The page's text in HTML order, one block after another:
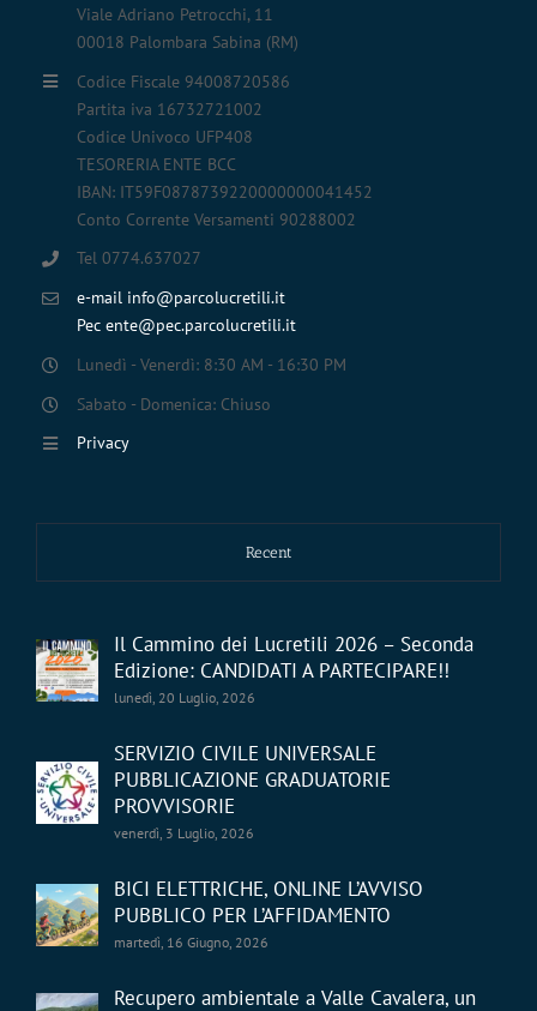
Viale Adriano Petrocchi, 11
00018 Palombara Sabina (RM)
Codice Fiscale 94008720586
Partita iva 16732721002
Codice Univoco UFP408
TESORERIA ENTE BCC
IBAN: IT59F0878739220000000041452
Conto Corrente Versamenti 90288002
Tel 0774.637027
e-mail info@parcolucretili.it
Pec ente@pec.parcolucretili.it
Lunedì - Venerdì: 8:30 AM - 16:30 PM
Sabato - Domenica: Chiuso
Privacy
Recent
Il Cammino dei Lucretili 2026 – Seconda
Edizione: CANDIDATI A PARTECIPARE!!
lunedì, 20 Luglio, 2026
SERVIZIO CIVILE UNIVERSALE
PUBBLICAZIONE GRADUATORIE
PROVVISORIE
venerdì, 3 Luglio, 2026
BICI ELETTRICHE, ONLINE L’AVVISO
PUBBLICO PER L’AFFIDAMENTO
martedì, 16 Giugno, 2026
Recupero ambientale a Valle Cavalera, un